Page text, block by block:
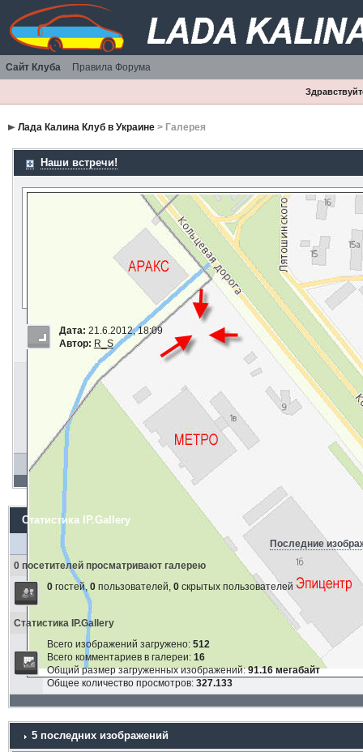
Сайт Клуба Правила Форума
Лада Калина Клуб в Украине> Галерея
Наши встречи!
Дата: 21.6.2012, 18:09
Автор: R_S
Статистика IP.Gallery
Последние
0 посетителей просматривают галерею
0гостей, 0пользователей, 0скрытых пользователей
Статистика IP.Gallery
Всего изображений загружено: 512
Всего комментариев в галереи: 16
Общий размер загруженных изображений:91.16 мегабайт
Общее количество просмотров: 327.133
5 последних изображений